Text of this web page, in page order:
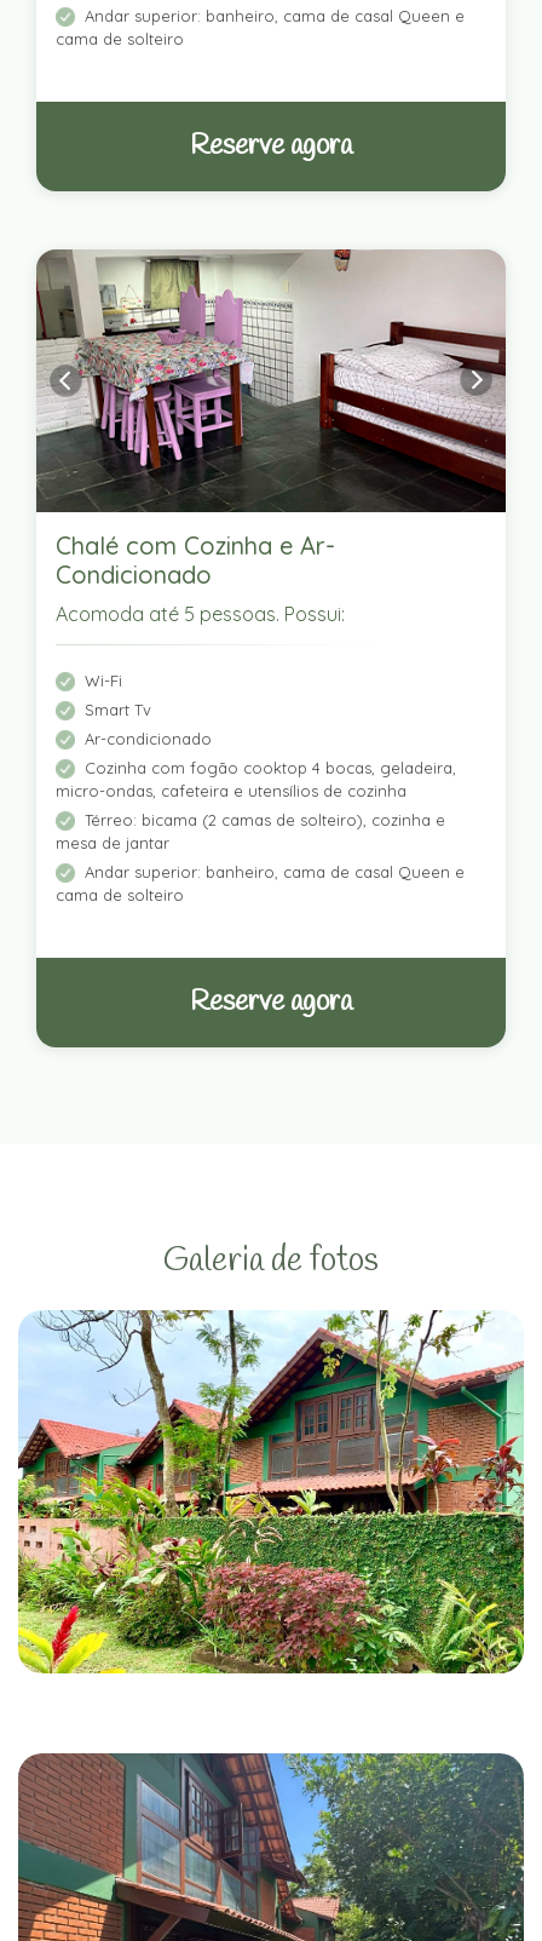
Andar superior: banheiro, cama de casal Queen e
cama de solteiro
Reserve agora
Chalé com Cozinha e Ar-
Condicionado
Acomoda até 5 pessoas. Possui:
Wi-Fi
Smart Tv
Ar-condicionado
Cozinha com fogão cooktop 4 bocas, geladeira,
micro-ondas, cafeteira e utensílios de cozinha
Térreo: bicama (2 camas de solteiro), cozinha e
mesa de jantar
Andar superior: banheiro, cama de casal Queen e
cama de solteiro
Reserve agora
Galeria de fotos